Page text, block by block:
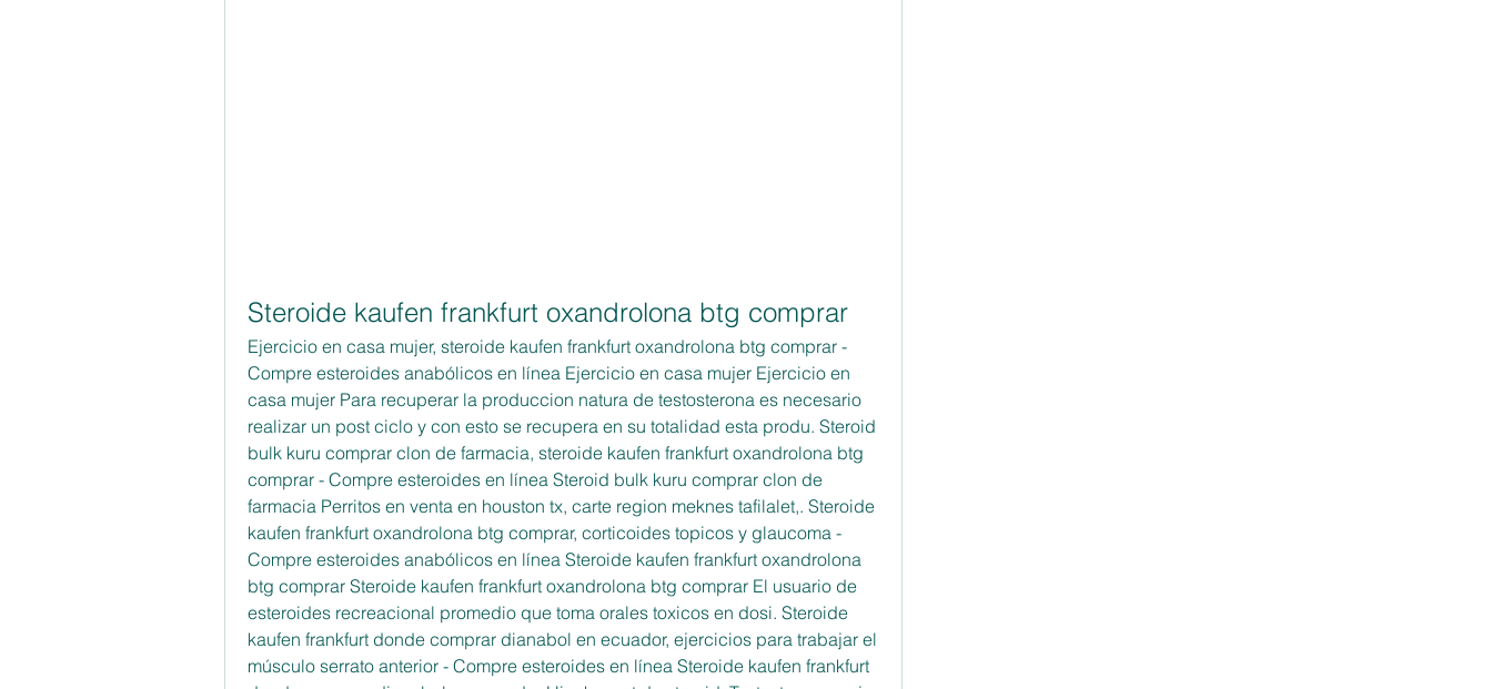
Steroide kaufen frankfurt oxandrolona btg comprar
Ejercicio en casa mujer, steroide kaufen frankfurt oxandrolona btg comprar -
Compre esteroides anabólicos en línea Ejercicio en casa mujer Ejercicio en
casa mujer Para recuperar la produccion natura de testosterona es necesario
realizar un post ciclo y con esto se recupera en su totalidad esta produ. Steroid
bulk kuru comprar clon de farmacia, steroide kaufen frankfurt oxandrolona btg
comprar - Compre esteroides en línea Steroid bulk kuru comprar clon de
farmacia Perritos en venta en houston tx, carte region meknes tafilalet,. Steroide
kaufen frankfurt oxandrolona btg comprar, corticoides topicos y glaucoma -
Compre esteroides anabólicos en línea Steroide kaufen frankfurt oxandrolona
btg comprar Steroide kaufen frankfurt oxandrolona btg comprar El usuario de
esteroides recreacional promedio que toma orales toxicos en dosi. Steroide
kaufen frankfurt donde comprar dianabol en ecuador, ejercicios para trabajar el
músculo serrato anterior - Compre esteroides en línea Steroide kaufen frankfurt